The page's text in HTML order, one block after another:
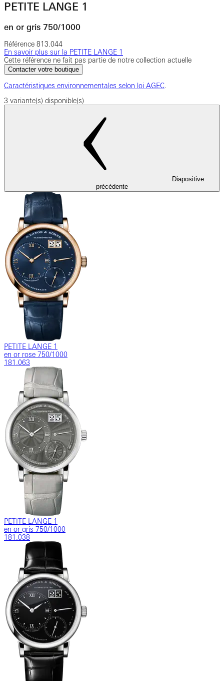
PETITE LANGE 1
en or gris 750/1000
Référence 813.044
En savoir plus sur la PETITE LANGE 1
Cette référence ne fait pas partie de notre collection actuelle
Contacter votre boutique
Caractéristiques environnementales selon loi AGEC.
3 variante(s) disponible(s)
Diapositive
précédente
PETITE LANGE 1
en or rose 750/1000
181.063
PETITE LANGE 1
en or gris 750/1000
181.038